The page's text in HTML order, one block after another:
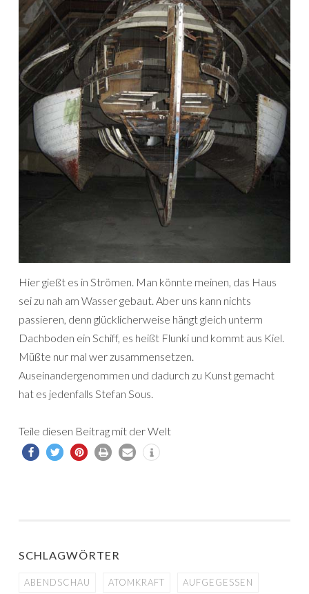
Hier gießt es in Strömen. Man könnte meinen, das Haus
sei zu nah am Wasser gebaut. Aber uns kann nichts
passieren, denn glücklicherweise hängt gleich unterm
Dachboden ein Schiff, es heißt Flunki und kommt aus Kiel.
Müßte nur mal wer zusammensetzen.
Auseinandergenommen und dadurch zu Kunst gemacht
hat es jedenfalls Stefan Sous.
Teile diesen Beitrag mit der Welt
SCHLAGWÖRTER
ABENDSCHAU ATOMKRAFT AUFGEGESSEN